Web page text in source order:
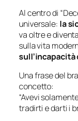
Al centro di
universale: la
va oltre e
sulla vita
Una frase del
concetto:
“Avevi
tradirti e darti i